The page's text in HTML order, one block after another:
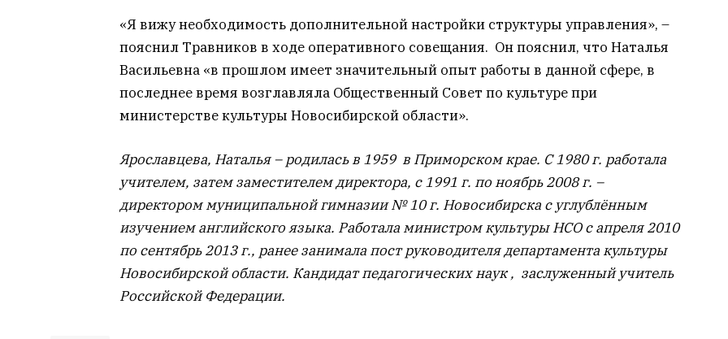
«Я вижу необходимость дополнительной настройки структуры управления», –
пояснил Травников в ходе оперативного совещания. Он пояснил, что Наталья
Васильевна «в прошлом имеет значительный опыт работы в данной сфере, в
последнее время возглавляла Общественный Совет по культуре при
министерстве культуры Новосибирской области».
Ярославцева, Наталья – родилась в 1959 в Приморском крае. С 1980 г. работала
учителем, затем заместителем директора, с 1991 г. по ноябрь 2008 г. –
директором муниципальной гимназии № 10 г. Новосибирска с углублённым
изучением английского языка. Работала министром культуры НСО с апреля 2010
по сентябрь 2013 г., ранее занимала пост руководителя департамента культуры
Новосибирской области. Кандидат педагогических наук , заслуженный учитель
Российской Федерации.